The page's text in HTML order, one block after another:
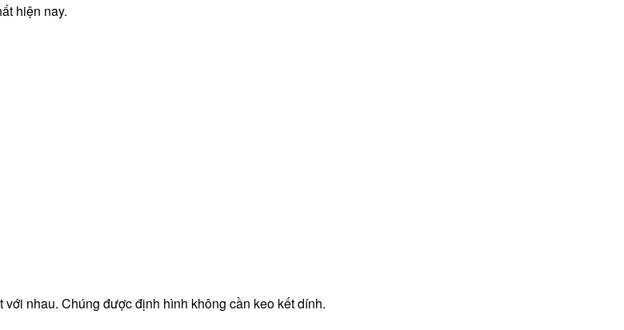
hiện nay.
nhau. Chúng được định hình không cần keo kết dính.